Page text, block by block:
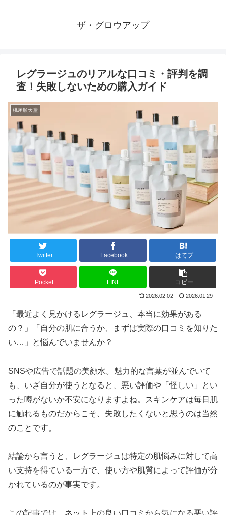
ザ・グロウアップ
レグラージュのリアルな口コミ・評判を調
査！失敗しないための購入ガイド
桃屋順天堂
Twitter Facebook はてブ
Pocket LINE コピー
2026.02.02 2026.01.29
「最近よく見かけるレグラージュ、本当に効果がある
の？」「自分の肌に合うか、まずは実際の口コミを知りた
い…」と悩んでいませんか？
SNSや広告で話題の美顔水。魅力的な言葉が並んでいて
も、いざ自分が使うとなると、悪い評価や「怪しい」とい
った噂がないか不安になりますよね。スキンケアは毎日肌
に触れるものだからこそ、失敗したくないと思うのは当然
のことです。
結論から言うと、レグラージュは特定の肌悩みに対して高
い支持を得ている一方で、使い方や肌質によって評価が分
かれているのが事実です。